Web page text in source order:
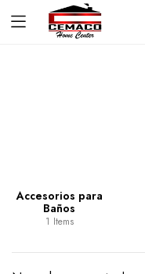
Accesorios para
Baños
1 Items